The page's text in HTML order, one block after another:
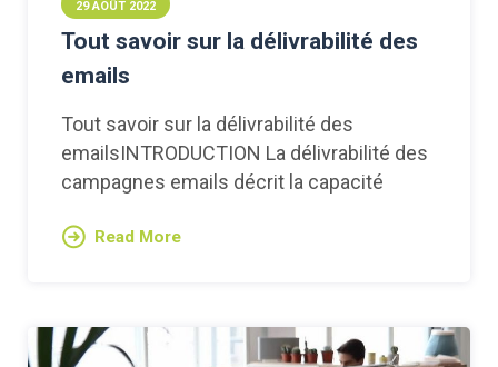
29 AOÛT 2022
Tout savoir sur la délivrabilité des
emails
Tout savoir sur la délivrabilité des
emailsINTRODUCTION La délivrabilité des
campagnes emails décrit la capacité
Read More